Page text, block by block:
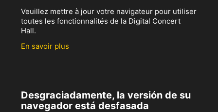
Veuillez mettre à jour votre navigateur pour utiliser
toutes les fonctionnalités de la Digital Concert
Hall.
En savoir plus
Desgraciadamente, la versión de su
navegador está desfasada